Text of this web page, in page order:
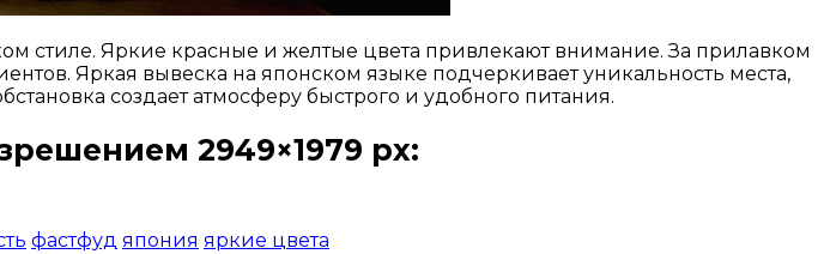
стиле. Яркие красные и желтые цвета привлекают внимание. За прилавком
Яркая вывеска на японском языке подчеркивает уникальность места,
создает атмосферу быстрого и удобного питания.
2949×1979 px:
фастфуд япония яркие цвета